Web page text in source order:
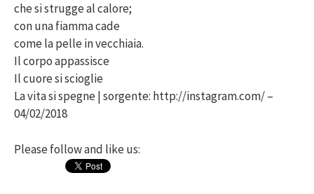
che si strugge al calore;
con una fiamma cade
come la pelle in vecchiaia.
Il corpo appassisce
Il cuore si scioglie
La vita si spegne | sorgente: http://instagram.com/ –
04/02/2018
Please follow and like us: